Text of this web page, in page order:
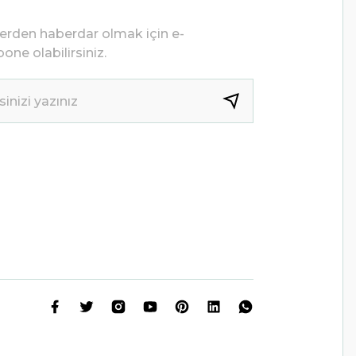
haberdar olmak için e-
olabilirsiniz.